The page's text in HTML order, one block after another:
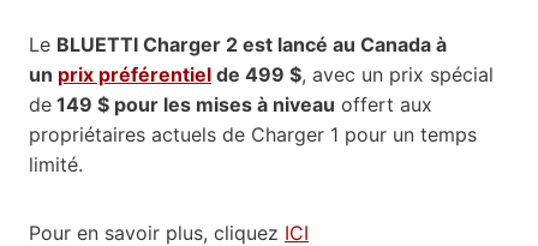
Le BLUETTI Charger 2 est lancé au Canada à
un prix préférentiel de 499 $, avec un prix spécial
de 149 $ pour les mises à niveau offert aux
propriétaires actuels de Charger 1 pour un temps
limité.
Pour en savoir plus, cliquez ICI